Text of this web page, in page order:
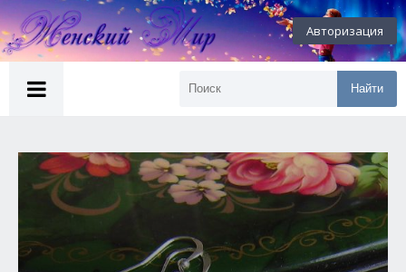
Авторизация
Найти